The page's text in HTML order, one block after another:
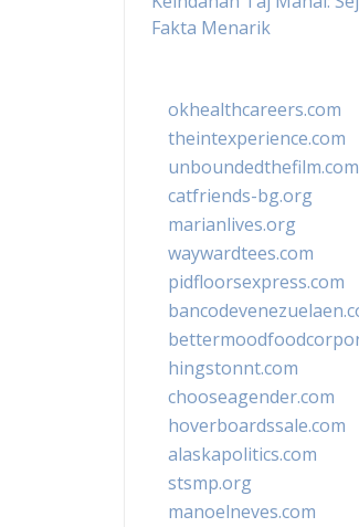
Fakta Menarik
okhealthcareers.com
theintexperience.com
unboundedthefilm.com
catfriends-bg.org
marianlives.org
waywardtees.com
pidfloorsexpress.com
hingstonnt.com
chooseagender.com
hoverboardssale.com
alaskapolitics.com
stsmp.org
manoelneves.com